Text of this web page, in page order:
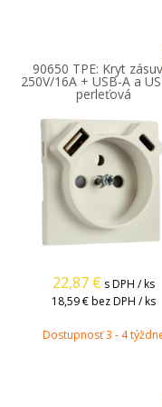
90650 TPE: Kryt
250V/16A + USB-A a USB-C,
perleťová
22,87 € s DPH / ks
18,59 €bez DPH / ks
Dostupnosť 3 - 4